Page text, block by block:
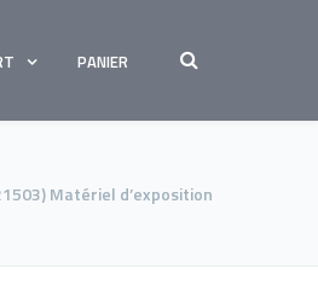
PANIER
Matériel d’exposition